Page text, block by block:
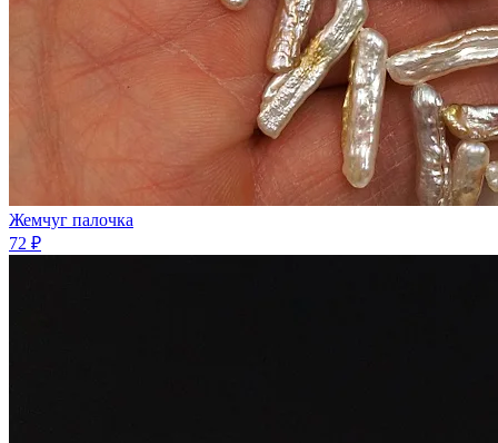
Жемчуг палочка
72 ₽